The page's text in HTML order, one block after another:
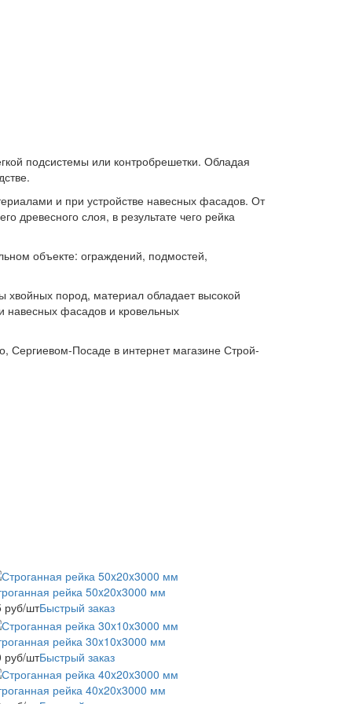
подсистемы или контробрешетки. Обладая
и при устройстве навесных фасадов. От
древесного слоя, в результате чего рейка
объекте: ограждений, подмостей,
хвойных пород, материал обладает высокой
навесных фасадов и кровельных
Посаде в интернет магазине Строй-
рейка 50x20x3000 мм
руб/штБыстрый заказ
рейка 30x10x3000 мм
руб/штБыстрый заказ
рейка 40x20x3000 мм